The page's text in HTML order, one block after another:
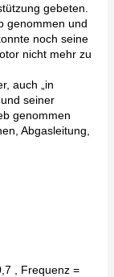
gebeten.
genommen und
noch seine
nicht mehr zu
auch „in
seiner
genommen
Abgasleitung,
, Frequenz =